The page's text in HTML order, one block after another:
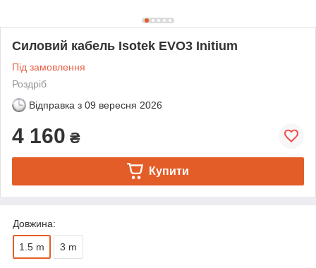
Силовий кабель Isotek EVO3 Initium
Під замовлення
Роздріб
Відправка з 09 вересня 2026
4 160 ₴
Купити
Довжина:
1.5 m 3 m